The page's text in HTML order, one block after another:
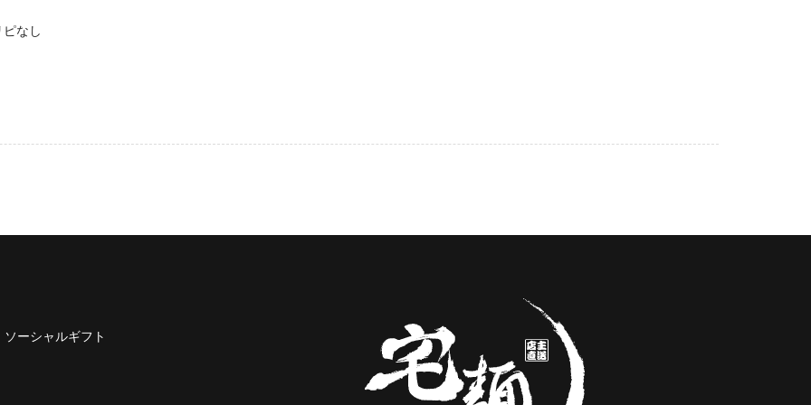
なし
ソーシャルギフト